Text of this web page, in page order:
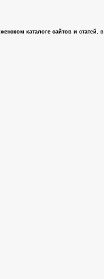
женском каталоге сайтов и статей, в